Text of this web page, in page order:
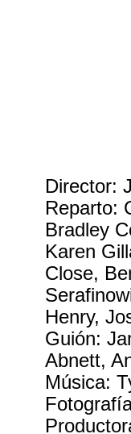
Director:
Reparto:
Bradley
Karen
Close,
Henry,
Guión:
Abnett,
Música: